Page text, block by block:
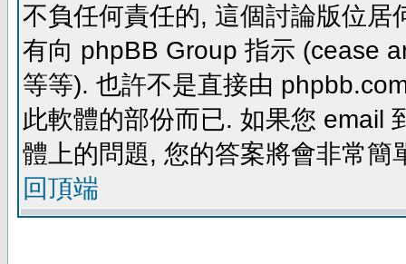
不負任何責任的, 這個討論版位
有向 phpBB Group 指示 (cease
等等). 也許不是直接由
此軟體的部份而已. 如果您 email
體上的問題, 您的答案將會非常簡
回頂端